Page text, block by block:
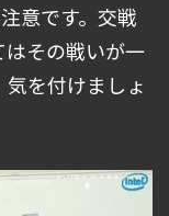
意です。交戦
はその戦いが一
を付けましょ